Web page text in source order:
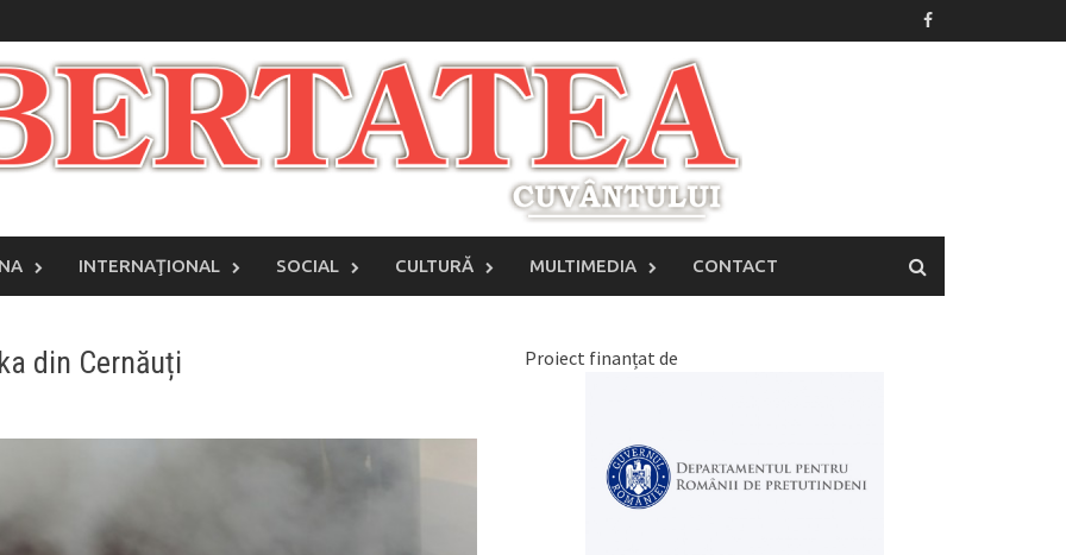
INTERNAŢIONAL SOCIAL CULTURĂ MULTIMEDIA CONTACT
din Cernăuți Proiect finanțat de